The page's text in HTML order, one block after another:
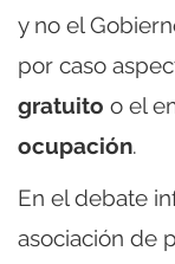
y no el
por caso
gratuito o el
ocupación.
En el debate
asociación de